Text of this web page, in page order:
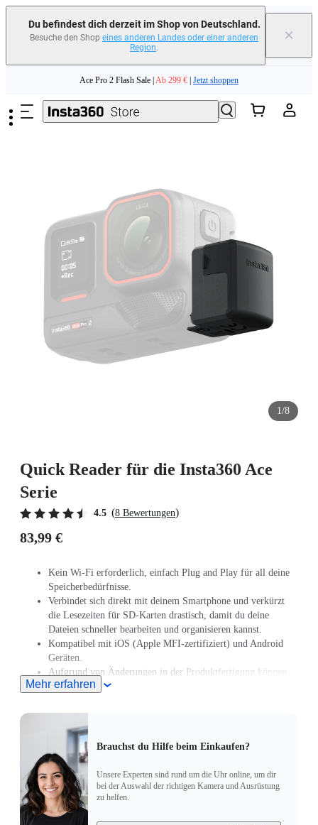
Du befindest dich derzeit im Shop von Deutschland.
Besuche den Shop eines anderen Landes oder einer anderen
Region.
×
Ace Pro 2 Flash Sale | Ab 299 € Jetzt shoppen
Tausche dein altes Gerät ein und erhalte Geld für deinen Neukauf.｜Mehr
Ace Pro 2 Flash Sale |Ab 299 €|
1/8
Quick Reader für die Insta360 Ace
Serie
4.5 (8 Bewertungen)
83,99 €
Kein Wi-Fi erforderlich, einfach Plug and Play für all deine
Speicherbedürfnisse.
Verbindet sich direkt mit deinem Smartphone und verkürzt
die Lesezeiten für SD-Karten drastisch, damit du deine
Dateien schneller bearbeiten und organisieren kannst.
Kompatibel mit iOS (Apple MFI-zertifiziert) und Android
Geräten.
Aufgrund von Änderungen in der Produktfertigung können
die Kompatibilitätsinformationen auf der Produktverpackung
2/Insta360 Ace Pro/Insta360 Ace kompatibel.
Mehr erfahren
Brauchst du Hilfe beim Einkaufen?
Unsere Experten sind rund um die Uhr online, um dir
bei der Auswahl der richtigen Kamera und Ausrüstung
zu helfen.